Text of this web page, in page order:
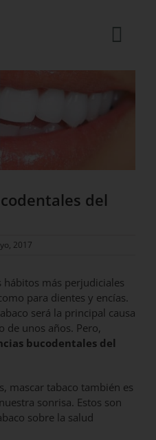
del
2017
hábitos más perjudiciales
para dientes y encías.
será la principal causa
de unos años. Pero,
bucodentales del
mascar tabaco también es
sonrisa. Estos son
sobre la salud